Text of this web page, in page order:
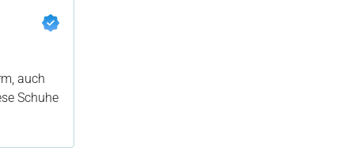
auch
Schuhe